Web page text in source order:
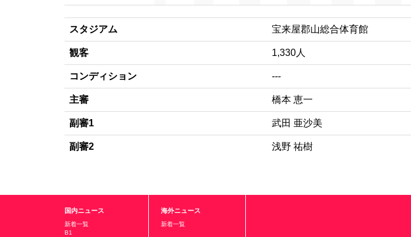
スタジアム 宝来屋郡山総合体育館
観客 1,330人
コンディション ---
主審 橋本 恵一
副審1 武田 亜沙美
副審2 浅野 祐樹
国内ニュース
新着一覧
B1
海外ニュース
新着一覧